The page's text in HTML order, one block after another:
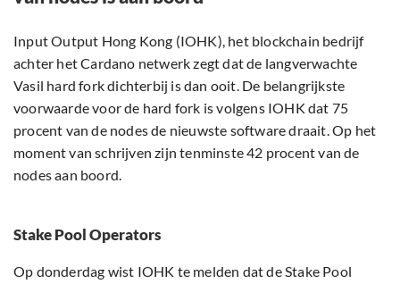
Input Output Hong Kong (IOHK), het blockchain bedrijf
achter het Cardano netwerk zegt dat de langverwachte
Vasil hard fork dichterbij is dan ooit. De belangrijkste
voorwaarde voor de hard fork is volgens IOHK dat 75
procent van de nodes de nieuwste software draait. Op het
moment van schrijven zijn tenminste 42 procent van de
nodes aan boord.
Stake Pool Operators
Op donderdag wist IOHK te melden dat de Stake Pool